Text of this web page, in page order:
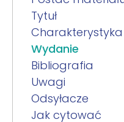
Tytuł
Wydanie
Bibliografia
Uwagi
Odsyłacze
Jak cytować